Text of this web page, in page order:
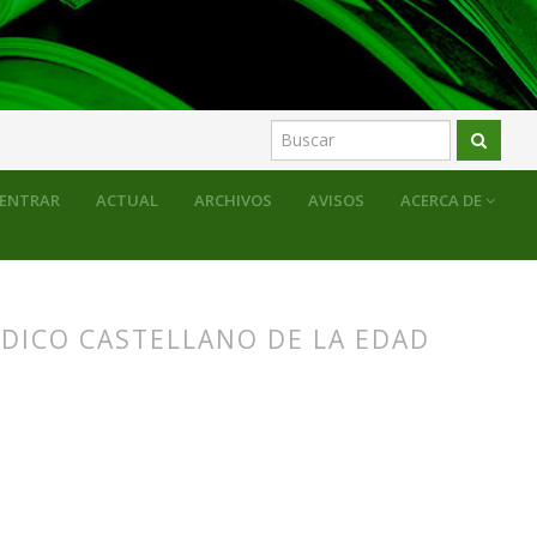
ACTUAL ARCHIVOS AVISOS ACERCA DE
ENTRAR
CASTELLANO DE LA EDAD